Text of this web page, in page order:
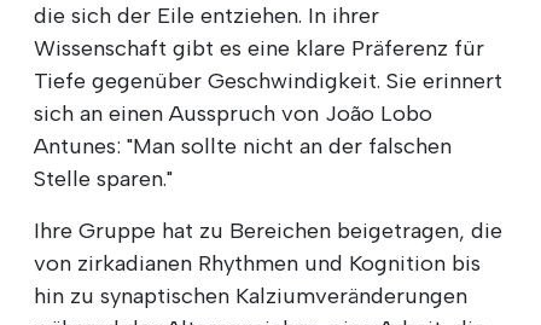
die sich der Eile entziehen. In ihrer
Wissenschaft gibt es eine klare Präferenz für
Tiefe gegenüber Geschwindigkeit. Sie erinnert
sich an einen Ausspruch von João Lobo
Antunes: "Man sollte nicht an der falschen
Stelle sparen."
Ihre Gruppe hat zu Bereichen beigetragen, die
von zirkadianen Rhythmen und Kognition bis
hin zu synaptischen Kalziumveränderungen